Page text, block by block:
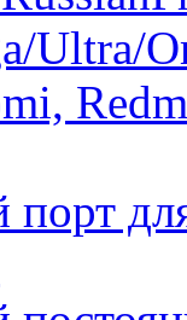
Ultra/